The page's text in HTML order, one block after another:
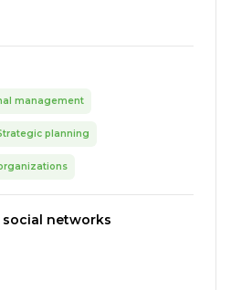
management
planning
networks